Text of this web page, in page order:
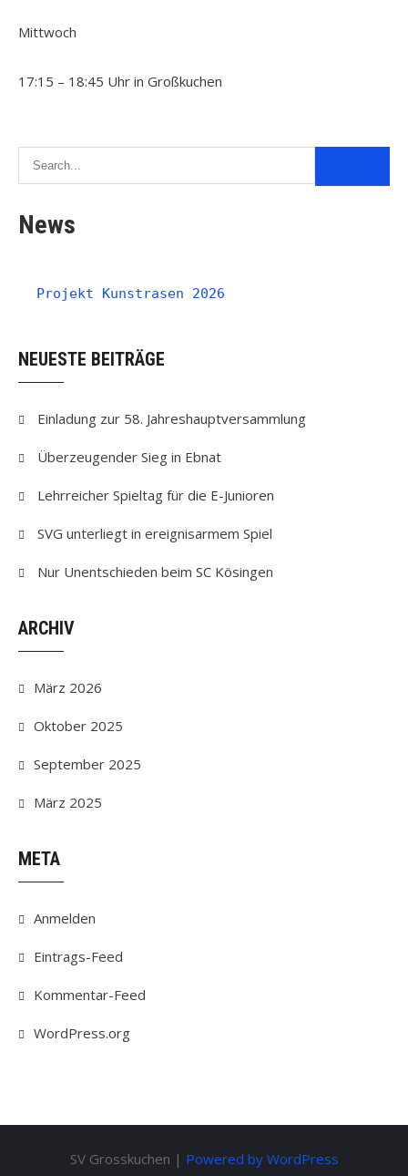
Mittwoch
17:15 – 18:45 Uhr in Großkuchen
News
Projekt Kunstrasen 2026
NEUESTE BEITRÄGE
Einladung zur 58. Jahreshauptversammlung
Überzeugender Sieg in Ebnat
Lehrreicher Spieltag für die E-Junioren
SVG unterliegt in ereignisarmem Spiel
Nur Unentschieden beim SC Kösingen
ARCHIV
März 2026
Oktober 2025
September 2025
März 2025
META
Anmelden
Eintrags-Feed
Kommentar-Feed
WordPress.org
SV Grosskuchen | Powered by WordPress